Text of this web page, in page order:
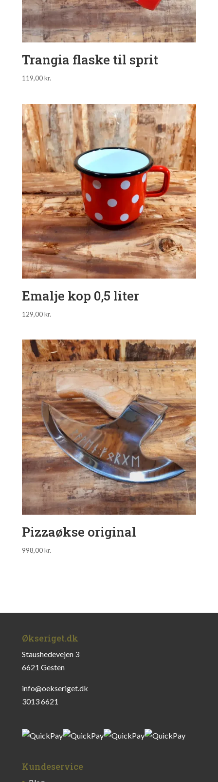
Trangia flaske til sprit
119,00kr.
Emalje kop 0,5 liter
129,00kr.
Pizzaøkse original
998,00kr.
Økseriget.dk
Staushedevejen 3
6621 Gesten
info@oekseriget.dk
3013 6621
Kundeservice